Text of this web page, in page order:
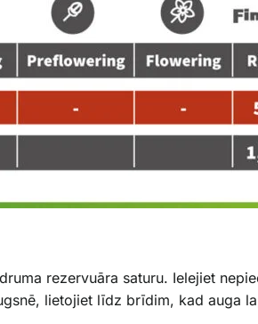
rezervuāra saturu. Ielejiet
lietojiet līdz brīdim, kad auga